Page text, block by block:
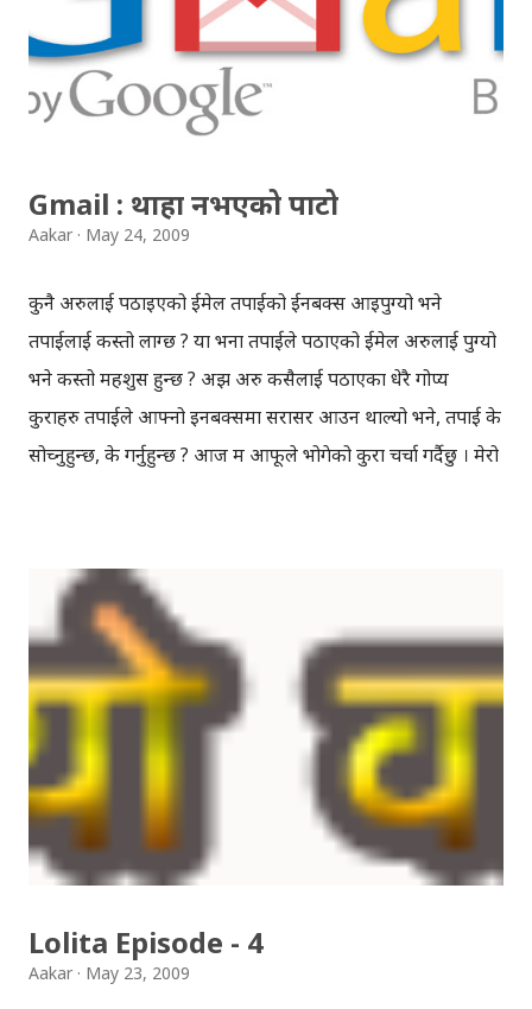
Gmail : थाहा नभएको पाटो
Aakar May 24, 2009
कुनै अरुलाई पठाइएको ईमेल तपाईको ईनबक्स आइपुग्यो भने
तपाईलाई कस्तो लाग्छ ? या भनौँ तपाईले पठाएको ईमेल अरुलाई पुग्यो
भने कस्तो महशुस हुन्छ ? अझ अरु कसैलाई पठाएका धेरै गोप्य
कुराहरु तपाईले आफ्नो इनबक्समा सरासर आउन थाल्यो भने, तपाई के
सोच्नुहुन्छ, के गर्नुहुन्छ ? आज म आफूले भोगेको कुरा चर्चा गर्दैछु । मेरो
गुगल ले नै आफ्नो ईमेल हो भनेर भेरिफाइ गर्नुभनेर एउटा इमेल
पठाएको थियो । तर म निकै कन्फ्युजनमा परेँ, कारण आफूले
नबनाएको ईमेल लाई किन आफ्नो भनेर भेरिफाइ गर्न लगाइरहेछ भनेर,
अनि त्यस ईमेल को लिंकमा क्लिक गरिन, लाग्यो झुक्किएर मेरो
इनबकक्स मा आइपुगेको होला । कारण कहिलेकाँहि, गुगलले मलाई
दोहोर्‍याएर ईमेल पठाउने गरेको छ, पहिलो ईमेल झुक्किएर आएको
भन्दै । न कसैले एकाउन्ट ह्‍याक गर्न लागेको हो कि भन्ने शंकाको कारण
पनि मैले त्यो ईमेल भेरिफाइ गरिन । कुरा यत्तिमै टुंगिएको थियो । त्यो
कुरा बिर्सिसकेको थिँए, तर केही दिनपछि मेरो ईनबक्समा एउटा कम्पनी
Lolita Episode - 4
Aakar May 23, 2009